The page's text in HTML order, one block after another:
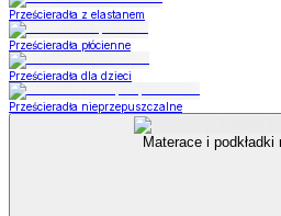
Prześcieradła z elastanem
Prześcieradła płócienne
Prześcieradła dla dzieci
Prześcieradła nieprzepuszczalne
Materace i podkładki